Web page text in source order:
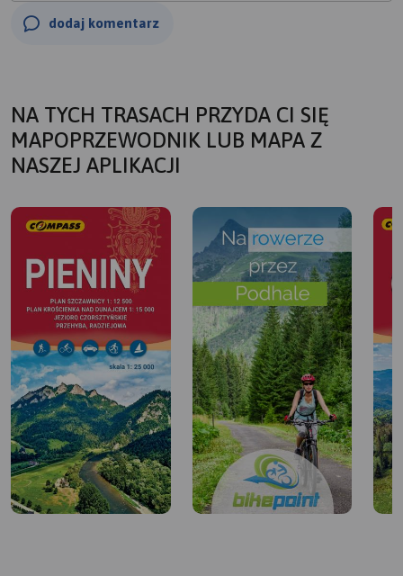
dodaj komentarz
NA TYCH TRASACH PRZYDA CI SIĘ
MAPOPRZEWODNIK LUB MAPA Z
NASZEJ APLIKACJI